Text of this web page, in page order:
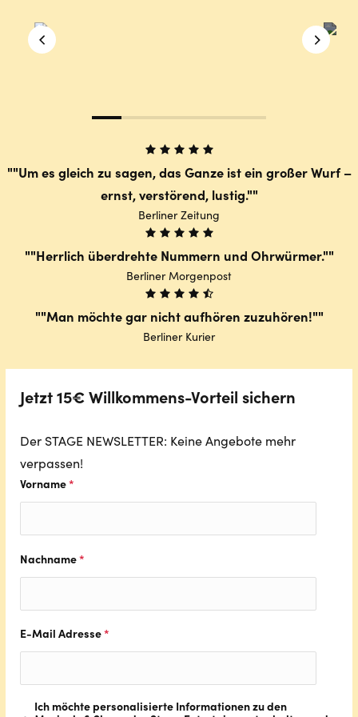
"Um es gleich zu sagen, das Ganze ist ein großer Wurf –
ernst, verstörend, lustig."
Berliner Zeitung
"Herrlich überdrehte Nummern und Ohrwürmer."
Berliner Morgenpost
"Man möchte gar nicht aufhören zuzuhören!"
Berliner Kurier
Jetzt 15€ Willkommens-Vorteil sichern
Der STAGE NEWSLETTER: Keine Angebote mehr
verpassen!
Vorname*
Nachname*
E-Mail Adresse*
Ich möchte personalisierte Informationen zu den